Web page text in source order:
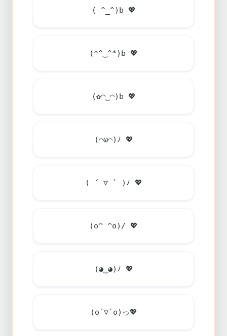
( ^_^)b 💖
(*^‿^*)b 💖
(✿◠‿◠)b 💖
(⌒ω⌒)ﾉ 💖
( ´ ▽ ` )ﾉ 💖
(o^ ^o)/ 💖
(◕‿◕)ﾉ 💖
(o´▽`o)っ💖